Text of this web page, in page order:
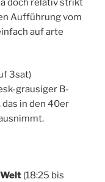
doch relativ strikt
Aufführung vom
auf arte
3sat)
grausiger B-
das in den 40er
(18:25 bis